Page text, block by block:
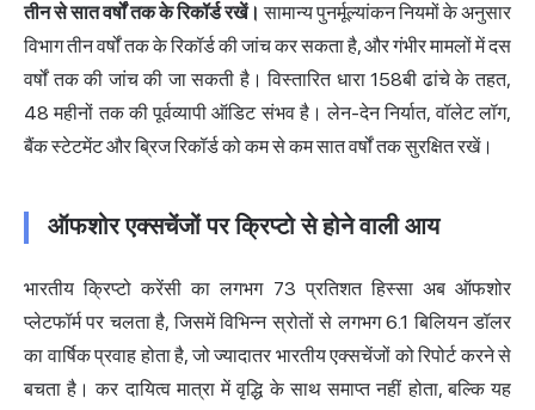
तीन से सात वर्षों तक के रिकॉर्ड रखें। सामान्य पुनर्मूल्यांकन नियमों के अनुसार
विभाग तीन वर्षों तक के रिकॉर्ड की जांच कर सकता है, और गंभीर मामलों में दस
वर्षों तक की जांच की जा सकती है। विस्तारित धारा 158बी ढांचे के तहत,
48 महीनों तक की पूर्वव्यापी ऑडिट संभव है। लेन-देन निर्यात, वॉलेट लॉग,
बैंक स्टेटमेंट और ब्रिज रिकॉर्ड को कम से कम सात वर्षों तक सुरक्षित रखें।
ऑफशोर एक्सचेंजों पर क्रिप्टो से होने वाली आय
भारतीय क्रिप्टो करेंसी का लगभग 73 प्रतिशत हिस्सा अब ऑफशोर
प्लेटफॉर्म पर चलता है, जिसमें विभिन्न स्रोतों से लगभग 6.1 बिलियन डॉलर
का वार्षिक प्रवाह होता है, जो ज्यादातर भारतीय एक्सचेंजों को रिपोर्ट करने से
बचता है। कर दायित्व मात्रा में वृद्धि के साथ समाप्त नहीं होता, बल्कि यह